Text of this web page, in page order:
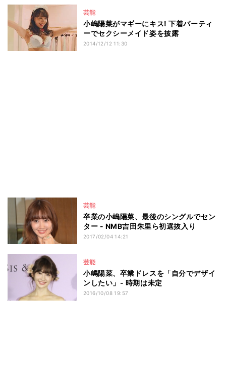
芸能
小嶋陽菜がマギーにキス! 下着パーティ
ーでセクシーメイド姿を披露
2014/12/12 11:30
芸能
卒業の小嶋陽菜、最後のシングルでセン
ター - NMB吉田朱里ら初選抜入り
2017/02/04 14:21
芸能
小嶋陽菜、卒業ドレスを「自分でデザイ
ンしたい」- 時期は未定
2016/10/08 19:57